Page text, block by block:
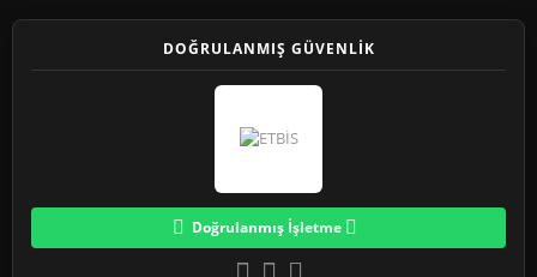
DOĞRULANMIŞ GÜVENLİK
Doğrulanmış İşletme